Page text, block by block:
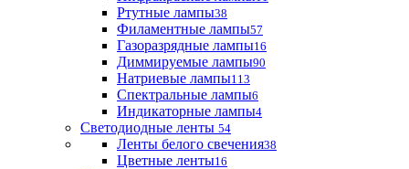
Ртутные лампы38
Филаментные лампы57
Газоразрядные лампы16
Диммируемые лампы90
Натриевые лампы113
Спектральные лампы6
Индикаторные лампы4
Светодиодные ленты 54
Ленты белого свечения38
Цветные ленты16